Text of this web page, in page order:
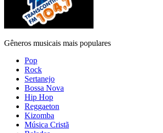
Gêneros musicais mais populares
Pop
Rock
Sertanejo
Bossa Nova
Hip Hop
Reggaeton
Kizomba
Música Cristã